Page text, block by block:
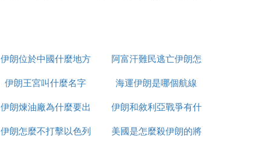
伊朗位於中國什麼地方
阿富汗難民逃亡伊朗怎
麼辦
伊朗王宮叫什麼名字
海運伊朗是哪個航線
伊朗煉油廠為什麼要出
售
伊朗和敘利亞戰爭有什
麼區別
伊朗怎麼不打擊以色列
美國是怎麼殺伊朗的將